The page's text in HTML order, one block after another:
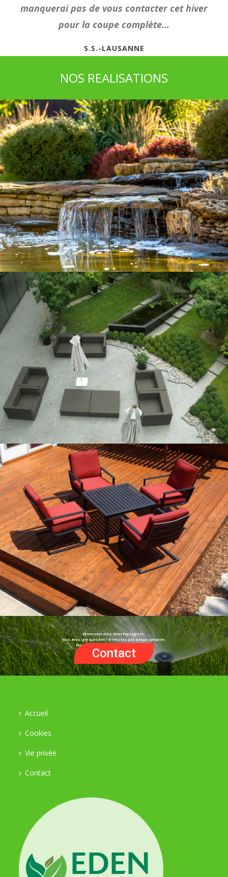
manquerai pas de vous contacter cet hiver
pour la coupe complète…
S.S.-LAUSANNE
NOS REALISATIONS
Bienvenue chez Eden Paysagiste,
Vous avez une question ? N'hésitez pas à nous contacter,
Nous nous ferons un plaisir d'y répondre !
Contact
Accueil
Cookies
Vie privée
Contact